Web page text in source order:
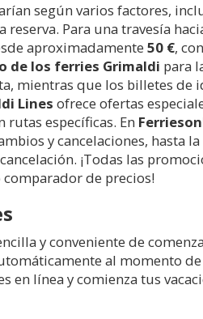
según varios factores,
Para una travesía
aproximadamente 50 €,
de los ferries Grimaldi para
mientras que los billetes de
Lines ofrece ofertas
específicas. En
y cancelaciones, hasta
¡Todas las
de precios!
y conveniente de
al momento
en línea y comienza tus